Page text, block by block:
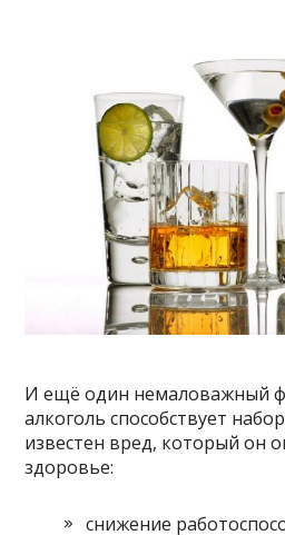
И ещё один немаловажный
алкоголь способствует
известен вред, который он
здоровье:
снижение